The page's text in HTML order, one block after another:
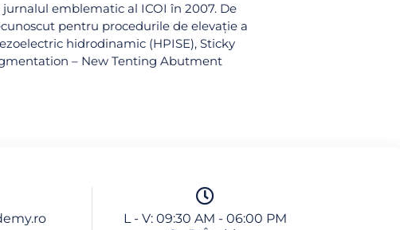
emblematic al ICOI în 2007. De
pentru procedurile de elevație a
hidrodinamic (HPISE), Sticky
– New Tenting Abutment
L - V: 09:30 AM - 06:00 PM